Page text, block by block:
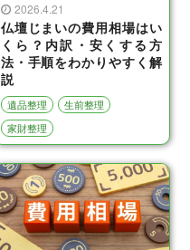
2026.4.21
仏壇じまいの費用相場はい
くら？内訳・安くする方
法・手順をわかりやすく解
説
遺品整理
生前整理
家財整理